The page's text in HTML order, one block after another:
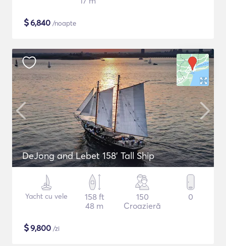
$6,840 /noapte
DeJong and Lebet 158' Tall Ship
Yacht cu vele
158 ft
48 m
150
Croazieră
0
$9,800 /zi